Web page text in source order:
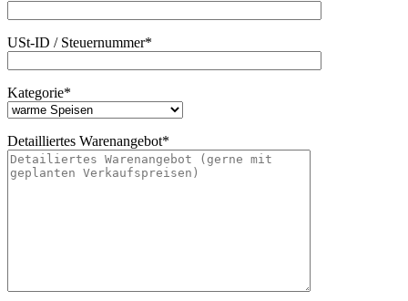
USt-ID / Steuernummer*
Kategorie*
Detailliertes Warenangebot*